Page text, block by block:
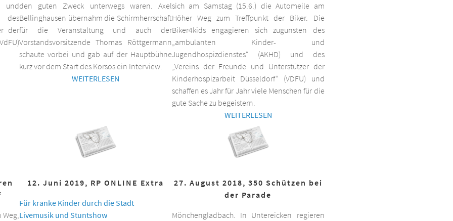
des
der
den guten Zweck unterwegs waren. Axel
Bellinghausen übernahm die Schirmherrschaft
für die Veranstaltung und auch der
Vorstandsvorsitzende Thomas Röttgermann
schaute vorbei und gab auf der Hauptbühne
kurz vor dem Start des Korsos ein Interview.
WEITERLESEN
sich am Samstag (15.6.) die Automeile am
Höher Weg zum Treffpunkt der Biker. Die
Biker4kids engagieren sich zugunsten des
„ambulanten Kinder- und
Jugendhospizdienstes“ (AKHD) und des
„Vereins der Freunde und Unterstützer der
Kinderhospizarbeit Düsseldorf“ (VDFU) und
schaffen es Jahr für Jahr viele Menschen für die
gute Sache zu begeistern.
WEITERLESEN
Weg,
12. Juni 2019, RP ONLINE Extra
Für kranke Kinder durch die Stadt
Livemusik und Stuntshow
27. August 2018, 350 Schützen bei
der Parade
Mönchengladbach. In Untereicken regieren